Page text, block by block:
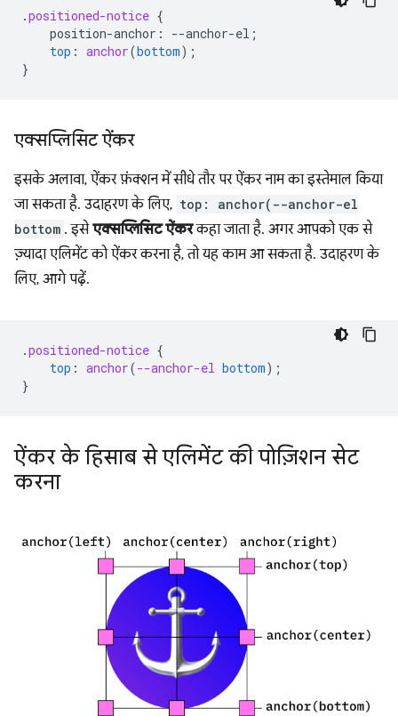
.positioned-notice {
position-anchor : --anchor-el ;
top : anchor(bottom);
}
एक्सप्लिसिट ऐंकर
इसके अलावा, ऐंकर फ़ंक्शन में सीधे तौर पर ऐंकर नाम का इस्तेमाल किया
जा सकता है. उदाहरण के लिए, top: anchor(--anchor-el
bottom . इसेएक्सप्लिसिट ऐंकरकहा जाता है. अगर आपको एक से
ज़्यादा एलिमेंट को ऐंकर करना है, तो यह काम आ सकता है. उदाहरण के
लिए, आगे पढ़ें.
.positioned-notice {
top : anchor(--anchor-el bottom);
}
ऐंकर के हिसाब से एलिमेंट की पोज़िशन सेट
करना